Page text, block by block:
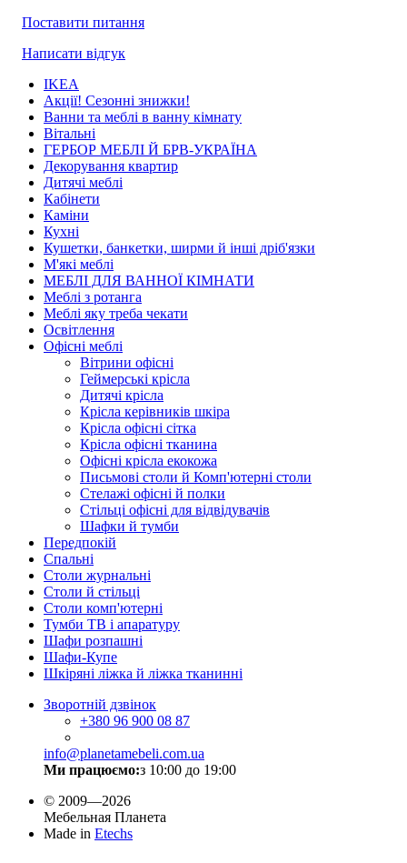
Поставити питання
Написати відгук
IKEA
Акції! Сезонні знижки!
Ванни та меблі в ванну кімнату
Вітальні
ГЕРБОР МЕБЛІ Й БРВ-УКРАЇНА
Декорування квартир
Дитячі меблі
Кабінети
Каміни
Кухні
Кушетки, банкетки, ширми й інші дріб'язки
М'які меблі
МЕБЛІ ДЛЯ ВАННОЇ КІМНАТИ
Меблі з ротанга
Меблі яку треба чекати
Освітлення
Офісні меблі
Вітрини офісні
Геймерські крісла
Дитячі крісла
Крісла керівників шкіра
Крісла офісні сітка
Крісла офісні тканина
Офісні крісла екокожа
Письмові столи й Комп'ютерні столи
Стелажі офісні й полки
Стільці офісні для відвідувачів
Шафки й тумби
Передпокій
Спальні
Столи журнальні
Столи й стільці
Столи комп'ютерні
Тумби ТВ і апаратуру
Шафи розпашні
Шафи-Купе
Шкіряні ліжка й ліжка тканинні
Зворотній дзвінок
+380 96 900 08 87
info@planetamebeli.com.ua
Ми працюємо:з 10:00 до 19:00
© 2009—2026
Мебельная Планета
Made in Etechs